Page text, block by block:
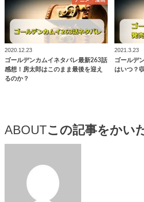
2020.12.23
ゴールデンカムイネタバレ最新263話
感想！房太郎はこのまま最後を迎え
るのか？
2021.3.23
ゴールデ
はいつ？
ABOUTこの記事をかい